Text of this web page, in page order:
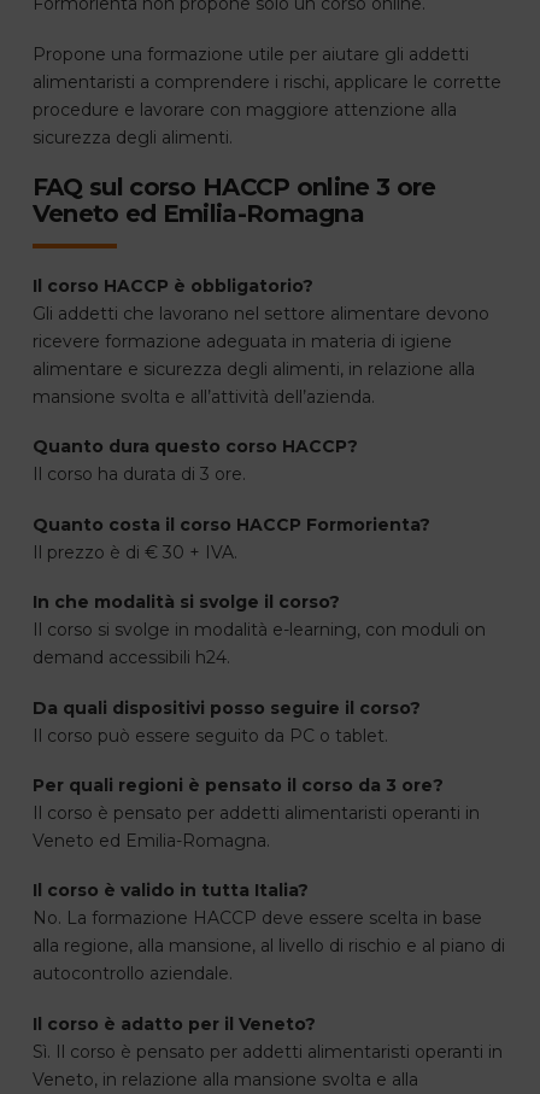
Propone una formazione utile per aiutare gli addetti
alimentaristi a comprendere i rischi, applicare le corrette
procedure e lavorare con maggiore attenzione alla
sicurezza degli alimenti.
FAQ sul corso HACCP online 3 ore
Veneto ed Emilia-Romagna
Il corso HACCP è obbligatorio?
Gli addetti che lavorano nel settore alimentare devono
ricevere formazione adeguata in materia di igiene
alimentare e sicurezza degli alimenti, in relazione alla
mansione svolta e all’attività dell’azienda.
Quanto dura questo corso HACCP?
Il corso ha durata di 3 ore.
Quanto costa il corso HACCP Formorienta?
Il prezzo è di € 30 + IVA.
In che modalità si svolge il corso?
Il corso si svolge in modalità e-learning, con moduli on
demand accessibili h24.
Da quali dispositivi posso seguire il corso?
Il corso può essere seguito da PC o tablet.
Per quali regioni è pensato il corso da 3 ore?
Il corso è pensato per addetti alimentaristi operanti in
Veneto ed Emilia-Romagna.
Il corso è valido in tutta Italia?
No. La formazione HACCP deve essere scelta in base
alla regione, alla mansione, al livello di rischio e al piano di
autocontrollo aziendale.
Il corso è adatto per il Veneto?
Sì. Il corso è pensato per addetti alimentaristi operanti in
Veneto, in relazione alla mansione svolta e alla